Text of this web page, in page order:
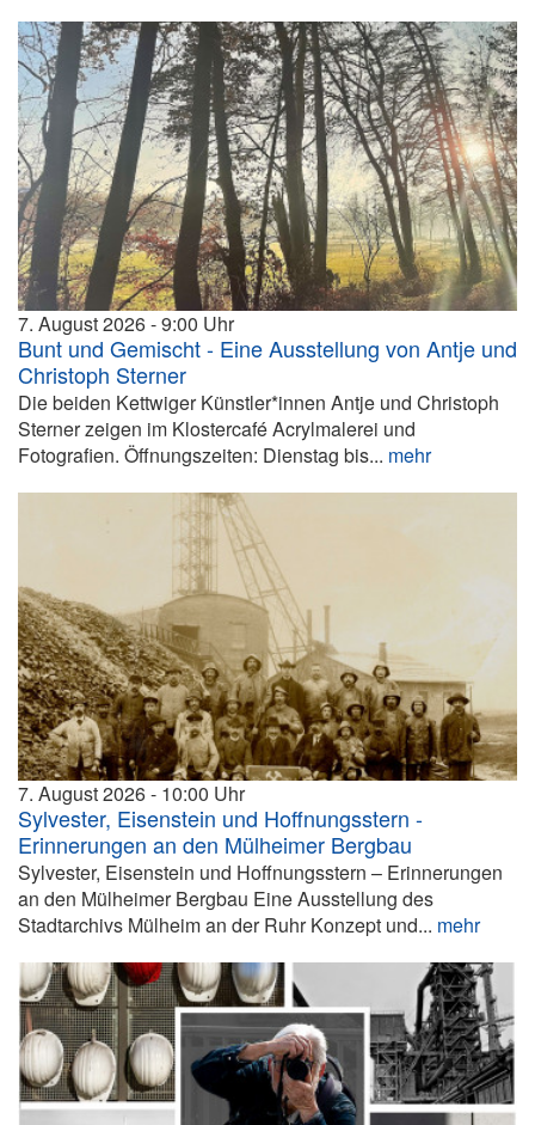
7. August 2026 9:00
Bunt und Gemischt - Eine Ausstellung von Antje und
Christoph Sterner
Die beiden Kettwiger Künstler*innen Antje und Christoph
Sterner zeigen im Klostercafé Acrylmalerei und
Fotografien. Öffnungszeiten: Dienstag bis... mehr
7. August 2026 10:00
Sylvester, Eisenstein und Hoffnungsstern -
Erinnerungen an den Mülheimer Bergbau
Sylvester, Eisenstein und Hoffnungsstern – Erinnerungen
an den Mülheimer Bergbau Eine Ausstellung des
Stadtarchivs Mülheim an der Ruhr Konzept und... mehr